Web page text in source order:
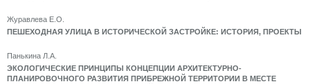
Журавлева Е.О.
ПЕШЕХОДНАЯ УЛИЦА В ИСТОРИЧЕСКОЙ ЗАСТРОЙКЕ: ИСТОРИЯ, ПРОЕКТЫ
Панькина Л.А.
ЭКОЛОГИЧЕСКИЕ ПРИНЦИПЫ КОНЦЕПЦИИ АРХИТЕКТУРНО-
ПЛАНИРОВОЧНОГО РАЗВИТИЯ ПРИБРЕЖНОЙ ТЕРРИТОРИИ В МЕСТЕ